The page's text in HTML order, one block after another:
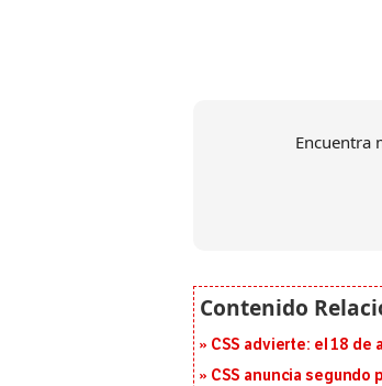
Encuentra
CSS advierte: el 18
CSS anuncia